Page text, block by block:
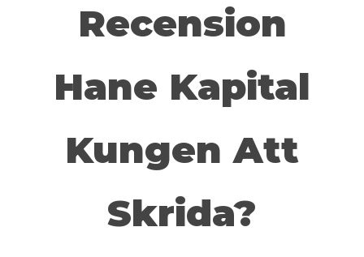
Recension
Hane Kapital
Kungen Att
Skrida?